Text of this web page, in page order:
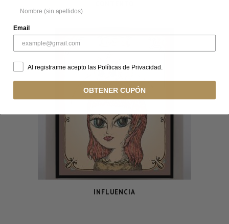
INFLUENCIA
Email
Al registrarme acepto las Políticas de Privacidad.
OBTENER CUPÓN